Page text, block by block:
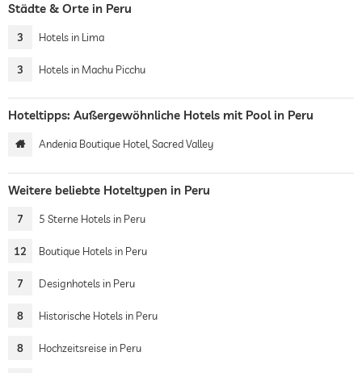
Städte & Orte in Peru
3 Hotels in Lima
3 Hotels in Machu Picchu
Hoteltipps: Außergewöhnliche Hotels mit Pool in Peru
Andenia Boutique Hotel, Sacred Valley
Weitere beliebte Hoteltypen in Peru
7 5 Sterne Hotels in Peru
12 Boutique Hotels in Peru
7 Designhotels in Peru
8 Historische Hotels in Peru
8 Hochzeitsreise in Peru